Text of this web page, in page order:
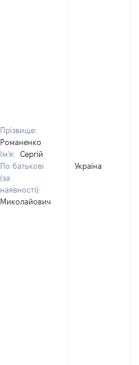
Прізвище:
Романенко
Ім'я:
Сергій
По батькові
(за
наявності):
Миколайович
Україна